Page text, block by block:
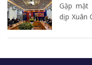
Gặp mặt
dịp Xuân